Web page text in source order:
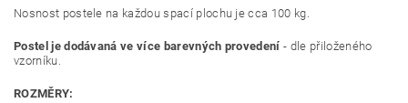
Nosnost postele na každou spací plochu je cca 100 kg.
Postel je dodávaná ve více barevných provedení - dle přiloženého
vzorníku.
ROZMĚRY: